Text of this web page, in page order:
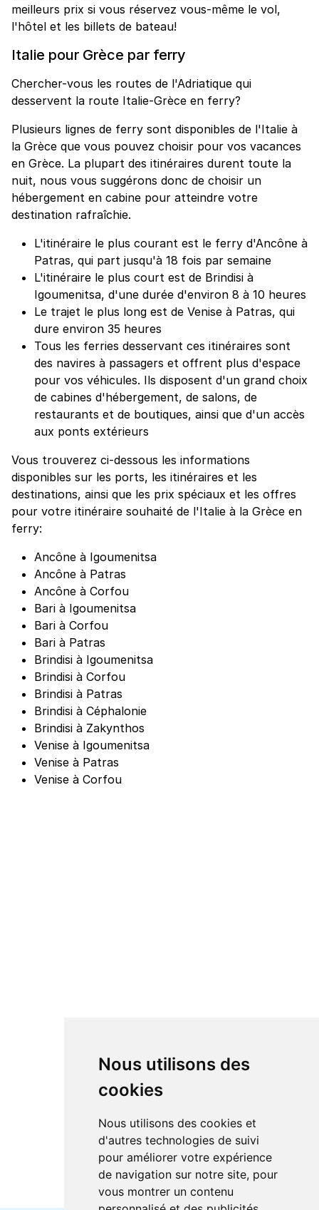
Nous utilisons des
cookies
Nous utilisons des cookies et
d'autres technologies de suivi
pour améliorer votre expérience
de navigation sur notre site, pour
vous montrer un contenu
meilleurs prix si vous réservez vous-même le vol,
l'hôtel et les billets de bateau!
Italie pour Grèce par ferry
Chercher-vous les routes de l'Adriatique qui
desservent la route Italie-Grèce en ferry?
Plusieurs lignes de ferry sont disponibles de l'Italie à
la Grèce que vous pouvez choisir pour vos vacances
en Grèce. La plupart des itinéraires durent toute la
nuit, nous vous suggérons donc de choisir un
hébergement en cabine pour atteindre votre
destination rafraîchie.
L'itinéraire le plus courant est le ferry d'Ancône à
Patras, qui part jusqu'à 18 fois par semaine
L'itinéraire le plus court est de Brindisi à
Igoumenitsa, d'une durée d'environ 8 à 10 heures
Le trajet le plus long est de Venise à Patras, qui
dure environ 35 heures
Tous les ferries desservant ces itinéraires sont
des navires à passagers et offrent plus d'espace
pour vos véhicules. Ils disposent d'un grand choix
de cabines d'hébergement, de salons, de
restaurants et de boutiques, ainsi que d'un accès
aux ponts extérieurs
Vous trouverez ci-dessous les informations
disponibles sur les ports, les itinéraires et les
destinations, ainsi que les prix spéciaux et les offres
pour votre itinéraire souhaité de l'Italie à la Grèce en
ferry:
Ancône à Igoumenitsa
Ancône à Patras
Ancône à Corfou
Bari à Igoumenitsa
Bari à Corfou
Bari à Patras
Brindisi à Igoumenitsa
Brindisi à Corfou
Brindisi à Patras
Brindisi à Céphalonie
Brindisi à Zakynthos
Venise à Igoumenitsa
Venise à Patras
Venise à Corfou